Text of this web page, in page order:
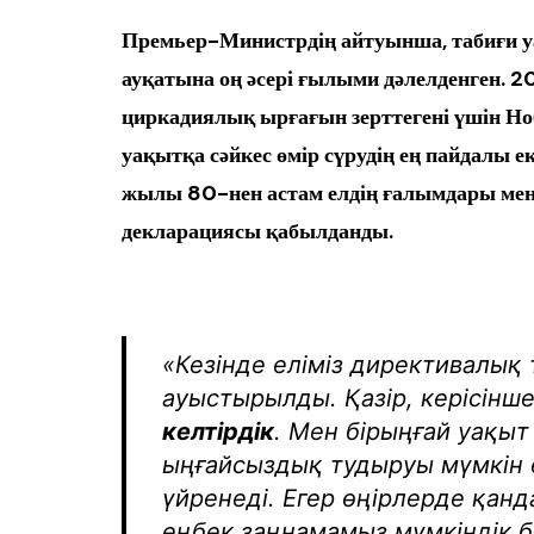
Премьер-Министрдің айтуынша, табиғи
ауқатына оң әсері ғылыми
циркадиялық ырғағын зерттегені үшін
уақытқа сәйкес өмір сүрудің ең пайдалы
жылы 80-нен астам елдің ғалымдары мен
декларациясы қабылданды.
«Кезінде еліміз директивалық
ауыстырылды. Қазір,
келтірдік. Мен бірыңғай уақыт
ыңғайсыздық тудыруы мүмкін
үйренеді. Егер өңірлерде